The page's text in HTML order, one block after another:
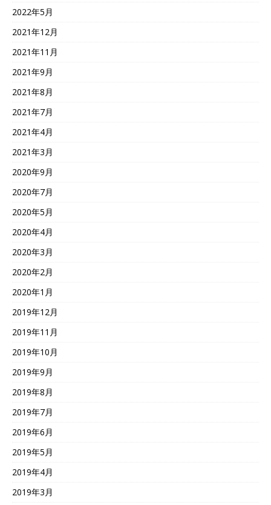
2022年5月
2021年12月
2021年11月
2021年9月
2021年8月
2021年7月
2021年4月
2021年3月
2020年9月
2020年7月
2020年5月
2020年4月
2020年3月
2020年2月
2020年1月
2019年12月
2019年11月
2019年10月
2019年9月
2019年8月
2019年7月
2019年6月
2019年5月
2019年4月
2019年3月